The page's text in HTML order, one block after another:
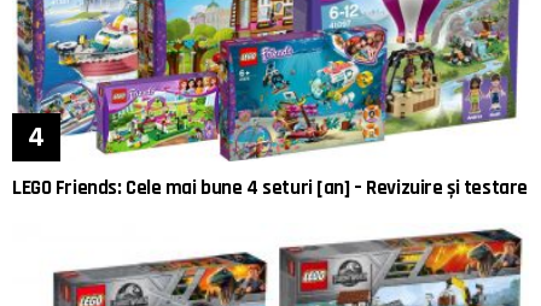
LEGO Friends: Cele mai bune 4 seturi [an] – Revizuire și testare